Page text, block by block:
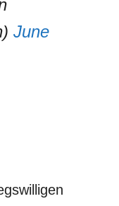
June